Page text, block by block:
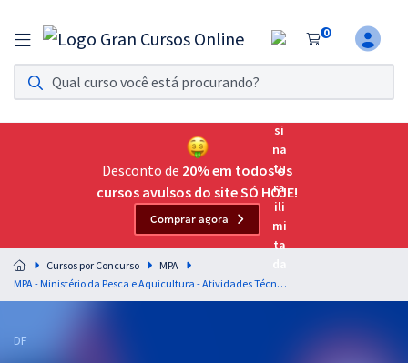
0
Assinatura Ilimitada 11
Acesso a todos os cursos. Teste grátis por 7 dias!
Assinatura OAB Até Passar
Acesso ilimitado a toda preparação para o Exame da
Residências Multiprofissionais
Preparação completa e intensiva para as principais
residências em saúde do Brasil
Desconto de 20% em todos os
cursos avulsos do site SÓ HOJE!
Comprar agora
Cursos por Concurso
MPA
MPA - Ministério da Pesca e Aquicultura - Atividades Técnicas de Complexidade Intelectual - Administração/Gestão Pública (Temporário)
DF